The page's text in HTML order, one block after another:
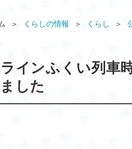
くらしの情報 くらし
インふくい列車
した